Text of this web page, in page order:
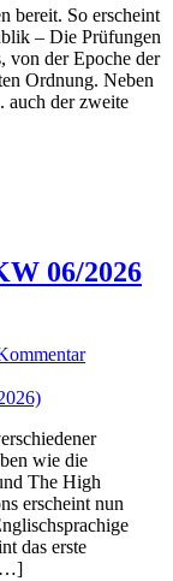
bereit. So erscheint
– Die Prüfungen
von der Epoche der
Ordnung. Neben
auch der zweite
06/2026
wie die
The High
erscheint nun
das erste